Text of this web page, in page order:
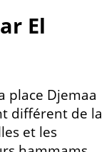
El
place Djemaa
différent de la
et les